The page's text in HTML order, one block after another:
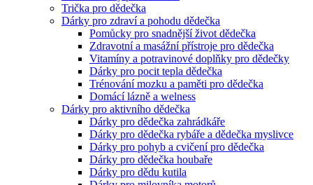
Trička pro dědečka
Dárky pro zdraví a pohodu dědečka
Pomůcky pro snadnější život dědečka
Zdravotní a masážní přístroje pro dědečka
Vitamíny a potravinové doplňky pro dědečky
Dárky pro pocit tepla dědečka
Trénování mozku a paměti pro dědečka
Domácí lázně a welness
Dárky pro aktivního dědečka
Dárky pro dědečka zahrádkáře
Dárky pro dědečka rybáře a dědečka myslivce
Dárky pro pohyb a cvičení pro dědečka
Dárky pro dědečka houbaře
Dárky pro dědu kutila